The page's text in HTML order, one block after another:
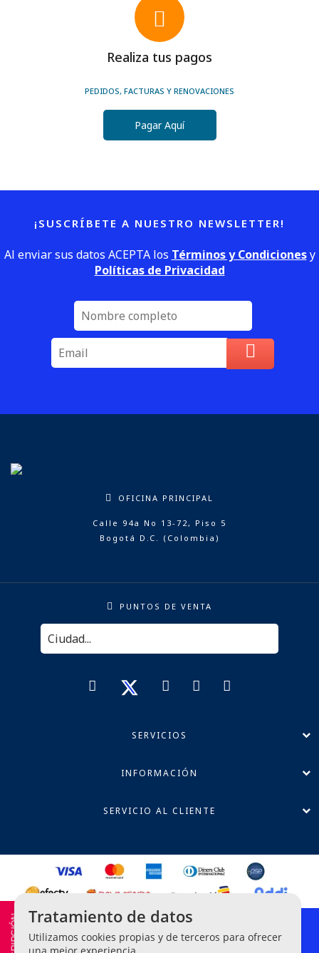
Realiza tus pagos
PEDIDOS, FACTURAS Y RENOVACIONES
Pagar Aquí
¡SUSCRÍBETE A NUESTRO NEWSLETTER!
Al enviar sus datos ACEPTA los Términos y Condicionesy
Políticas de Privacidad
OFICINA PRINCIPAL
Calle 94a No 13-72, Piso 5
Bogotá D.C. (Colombia)
PUNTOS DE VENTA
SERVICIOS
INFORMACIÓN
SERVICIO AL CLIENTE
Política de Privacidad
Términos y Condiciones
Tratamiento de datos
Utilizamos cookies propias y de terceros para ofrecer